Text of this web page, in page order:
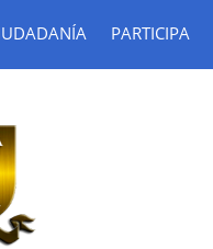
PARTICIPA